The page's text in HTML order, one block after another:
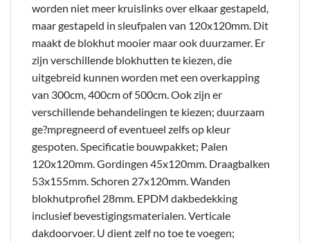
worden niet meer kruislinks over elkaar gestapeld,
maar gestapeld in sleufpalen van 120x120mm. Dit
maakt de blokhut mooier maar ook duurzamer. Er
zijn verschillende blokhutten te kiezen, die
uitgebreid kunnen worden met een overkapping
van 300cm, 400cm of 500cm. Ook zijn er
verschillende behandelingen te kiezen; duurzaam
ge?mpregneerd of eventueel zelfs op kleur
gespoten. Specificatie bouwpakket; Palen
120x120mm. Gordingen 45x120mm. Draagbalken
53x155mm. Schoren 27x120mm. Wanden
blokhutprofiel 28mm. EPDM dakbedekking
inclusief bevestigingsmaterialen. Verticale
dakdoorvoer. U dient zelf no toe te voegen;